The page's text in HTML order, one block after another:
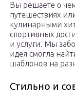
Вы решаете о
путешествиях
кулинарными
спортивных
и услуги. Мы
идея смогла
шаблонов на
Стильно и